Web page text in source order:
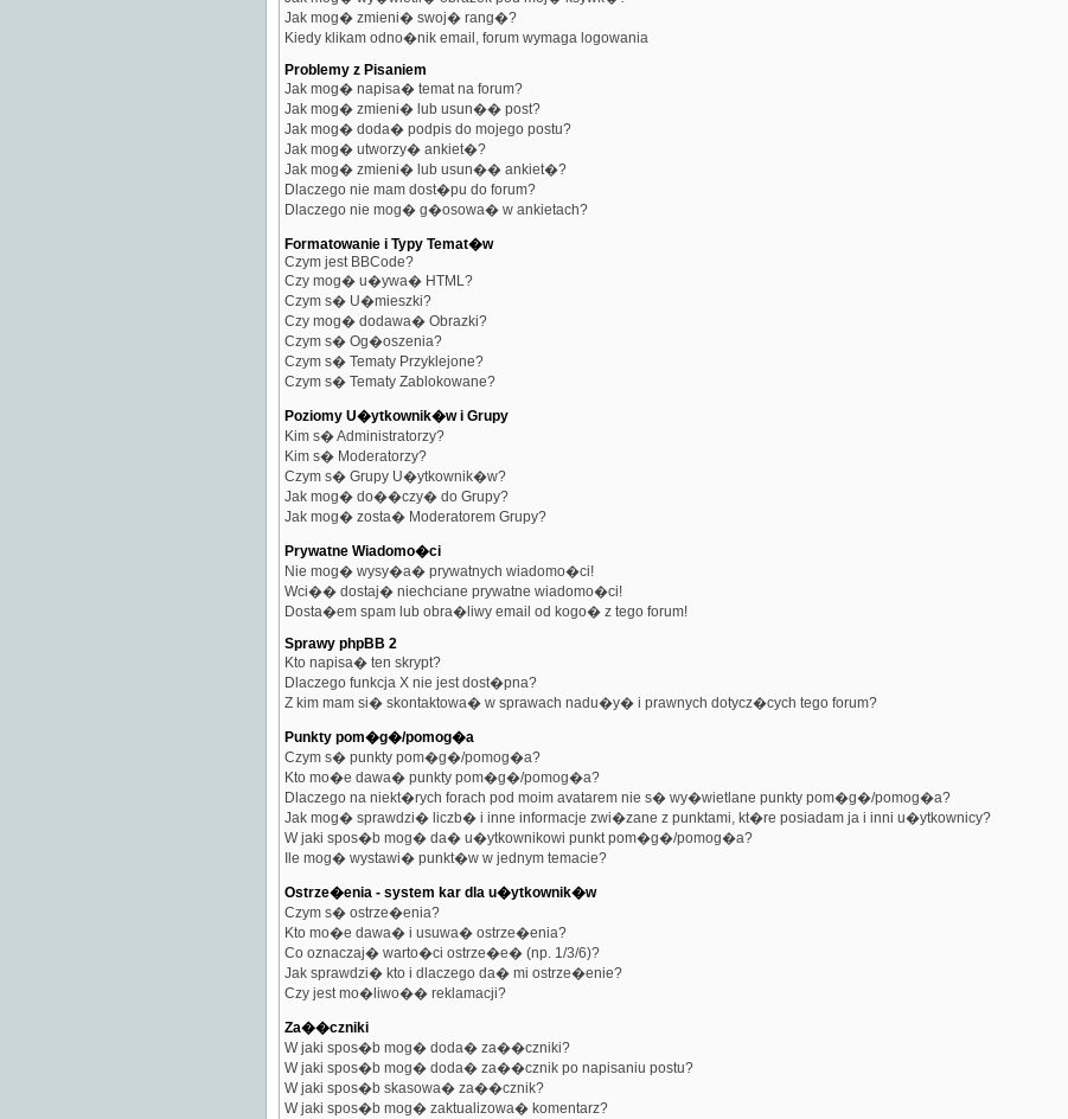
Jak mog� zmieni� swoj� rang�?
Kiedy klikam odno�nik email, forum wymaga logowania
Problemy z Pisaniem
Jak mog� napisa� temat na forum?
Jak mog� zmieni� lub usun�� post?
Jak mog� doda� podpis do mojego postu?
Jak mog� utworzy� ankiet�?
Jak mog� zmieni� lub usun�� ankiet�?
Dlaczego nie mam dost�pu do forum?
Dlaczego nie mog� g�osowa� w ankietach?
Formatowanie i Typy Temat�w
Czym jest BBCode?
Czy mog� u�ywa� HTML?
Czym s� U�mieszki?
Czy mog� dodawa� Obrazki?
Czym s� Og�oszenia?
Czym s� Tematy Przyklejone?
Czym s� Tematy Zablokowane?
Poziomy U�ytkownik�w i Grupy
Kim s� Administratorzy?
Kim s� Moderatorzy?
Czym s� Grupy U�ytkownik�w?
Jak mog� do��czy� do Grupy?
Jak mog� zosta� Moderatorem Grupy?
Prywatne Wiadomo�ci
Nie mog� wysy�a� prywatnych wiadomo�ci!
Wci�� dostaj� niechciane prywatne wiadomo�ci!
Dosta�em spam lub obra�liwy email od kogo� z tego forum!
Sprawy phpBB 2
Kto napisa� ten skrypt?
Dlaczego funkcja X nie jest dost�pna?
Z kim mam si� skontaktowa� w sprawach nadu�y� i prawnych dotycz�cych tego forum?
Punkty pom�g�/pomog�a
Czym s� punkty pom�g�/pomog�a?
Kto mo�e dawa� punkty pom�g�/pomog�a?
Dlaczego na niekt�rych forach pod moim avatarem nie s� wy�wietlane punkty pom�g�/pomog�a?
Jak mog� sprawdzi� liczb� i inne informacje zwi�zane z punktami, kt�re posiadam ja i inni u�ytkownicy?
W jaki spos�b mog� da� u�ytkownikowi punkt pom�g�/pomog�a?
Ile mog� wystawi� punkt�w w jednym temacie?
Ostrze�enia - system kar dla u�ytkownik�w
Czym s� ostrze�enia?
Kto mo�e dawa� i usuwa� ostrze�enia?
Co oznaczaj� warto�ci ostrze�e� (np. 1/3/6)?
Jak sprawdzi� kto i dlaczego da� mi ostrze�enie?
Czy jest mo�liwo�� reklamacji?
Za��czniki
W jaki spos�b mog� doda� za��czniki?
W jaki spos�b mog� doda� za��cznik po napisaniu postu?
W jaki spos�b skasowa� za��cznik?
W jaki spos�b mog� zaktualizowa� komentarz?